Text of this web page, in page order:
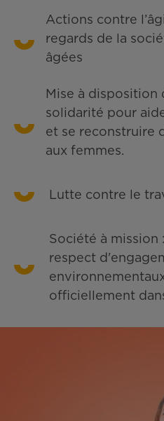
Actions contre
regards de la
âgées
Mise à disposition
solidarité pour
et se reconstruire
aux femmes.
Lutte contre le
Société à mission
respect
officiellement